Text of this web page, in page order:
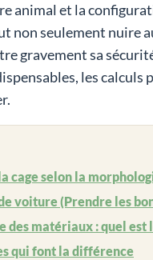
animal et la
non seulement nuire
gravement sa
les
cage selon la
voiture (Prendre les
des matériaux : quel est
qui font la différence